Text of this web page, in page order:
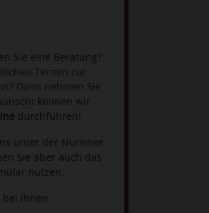
Sie eine Beratung?
Termin zur
Dann nehmen Sie
können wir
durchführen!
unter der Nummer
Sie aber auch das
nutzen.
Ihnen.